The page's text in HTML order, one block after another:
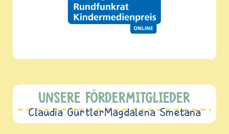
UNSERE FÖRDERMITGLIEDER
Claudia GürtlerMagdalena Smetana